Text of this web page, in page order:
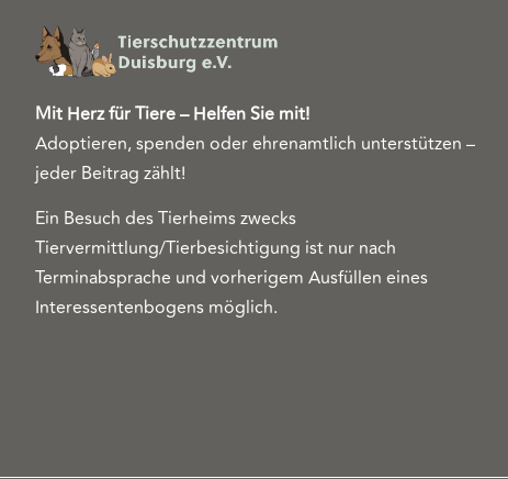
Mit Herz für Tiere – Helfen Sie mit!
Adoptieren, spenden oder ehrenamtlich unterstützen –
jeder Beitrag zählt!
Ein Besuch des Tierheims zwecks
Tiervermittlung/Tierbesichtigung ist nur nach
Terminabsprache und vorherigem Ausfüllen eines
Interessentenbogens möglich.